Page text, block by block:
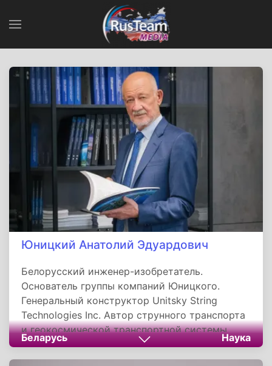
Юницкий Анатолий Эдуардович
Белорусский инженер-изобретатель.
Основатель группы компаний Юницкого.
Генеральный конструктор Unitsky String
Technologies Inc. Автор струнного транспорта
и геокосмической транспортной системы
«Общепланетарное транспортное средство».
Создатель глобальной программы «ЭкоМир» и
Беларусь Наука